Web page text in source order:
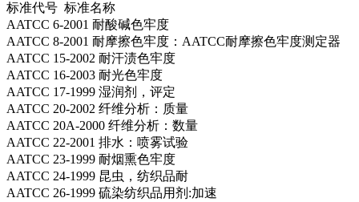
标准代号 标准名称
AATCC 6-2001 耐酸碱色牢度
AATCC 8-2001 耐摩擦色牢度：AATCC耐摩擦色牢度测定器
AATCC 15-2002 耐汗渍色牢度
AATCC 16-2003 耐光色牢度
AATCC 17-1999 湿润剂，评定
AATCC 20-2002 纤维分析：质量
AATCC 20A-2000 纤维分析：数量
AATCC 22-2001 排水：喷雾试验
AATCC 23-1999 耐烟熏色牢度
AATCC 24-1999 昆虫，纺织品耐
AATCC 26-1999 硫染纺织品用剂:加速